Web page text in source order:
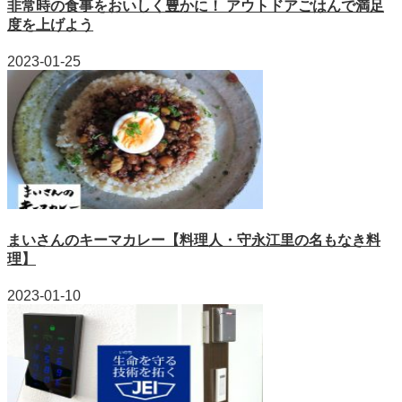
非常時の食事をおいしく豊かに！ アウトドアごはんで満足
度を上げよう
2023-01-25
まいさんのキーマカレー【料理人・守永江里の名もなき料
理】
2023-01-10